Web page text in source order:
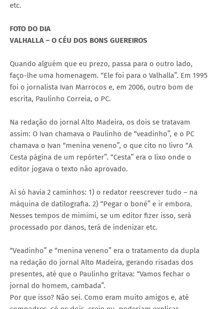
etc.
FOTO DO DIA
VALHALLA – O CÉU DOS BONS GUEREIROS
Quando alguém que eu prezo, passa para o outro lado,
faço-lhe uma homenagem. “Ele foi para o Valhalla”. Em 1995
foi o jornalista Ivan Marrocos e, em 2006, outro bom de
escrita, Paulinho Correia, o PC.
Na redação do jornal Alto Madeira, os dois se tratavam
assim: O Ivan chamava o Paulinho de “veadinho”, e o PC
chamava o Ivan “menina veneno”, o que cito no livro “A
Cesta página de um repórter”. “Cesta” era o lixo onde o
editor jogava o texto não aprovado.
Aí só havia 2 caminhos: 1) o redator reescrever tudo – na
máquina de datilografia. 2) “Pegar o boné” e ir embora.
Nesses tempos de mimimi, se um editor fizer isso, será
processado por danos, terá de indenizar etc.
“Veadinho” e “menina veneno” era o tratamento da dupla
na redação do jornal Alto Madeira, gerando risadas dos
presentes, até que o Paulinho gritava: “Vamos fechar o
jornal do homem, cambada”.
Por que isso? Não sei. Como eram muito amigos e, até